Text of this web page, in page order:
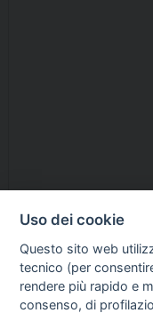
FORBICI ORL MICRO
Uso dei cookie
Questo sito web
tecnico (per
rendere più rapido e
consenso, di